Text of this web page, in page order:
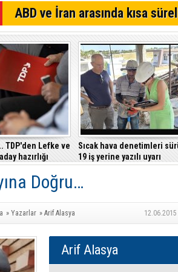
Dursun
ABD ve İran arasında kısa
TDP'den Lefke ve
hazırlığı
Sıcak hava denetimleri
19 iş yerine yazılı uyarı
Doğru…
» Yazarlar » Arif Alasya
Arif Alasya